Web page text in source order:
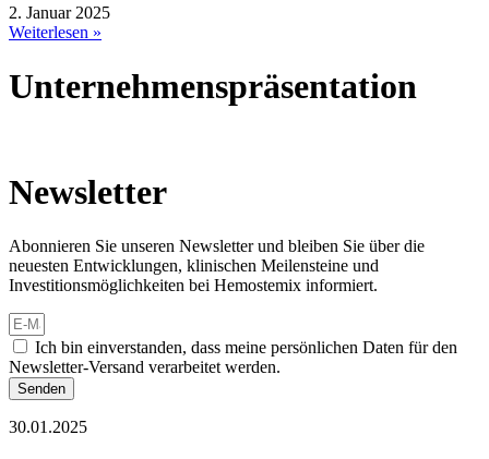
2. Januar 2025
Weiterlesen »
Unternehmenspräsentation
Newsletter
Abonnieren Sie unseren Newsletter und bleiben Sie über die
neuesten Entwicklungen, klinischen Meilensteine und
Investitionsmöglichkeiten bei Hemostemix informiert.
Ich bin einverstanden, dass meine persönlichen Daten für den
Newsletter-Versand verarbeitet werden.
Senden
30.01.2025